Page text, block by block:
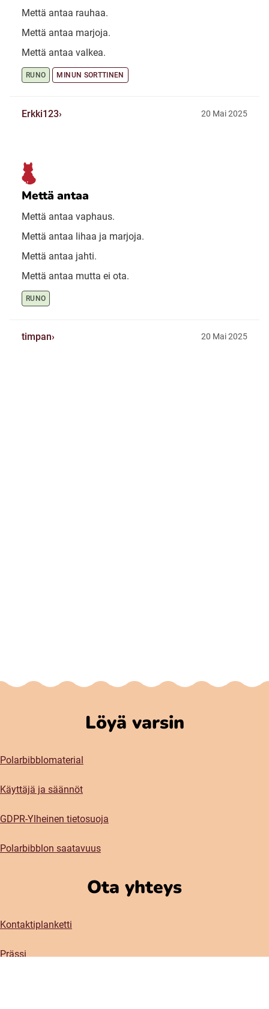
Mettä antaa rauhaa.
Mettä antaa marjoja.
Mettä antaa valkea.
RUNO MINUN SORTTINEN
Erkki123 20 Mai 2025
Mettä antaa
Mettä antaa vaphaus.
Mettä antaa lihaa ja marjoja.
Mettä antaa jahti.
Mettä antaa mutta ei ota.
RUNO
timpan 20 Mai 2025
Löyä varsin
Polarbibblomaterial
Käyttäjä ja säännöt
GDPR-Ylheinen tietosuoja
Polarbibblon saatavuus
Ota yhteys
Kontaktiplanketti
Prässi